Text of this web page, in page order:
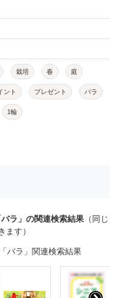
栽培 春 庭
ント プレゼント バラ
1輪
ラ」の関連検索結果 （同じ
ます）
バラ」関連検索結果